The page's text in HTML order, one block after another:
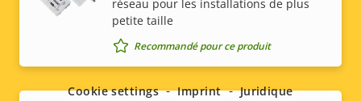
*Certaines caractéristiques techniques peuvent varier en
fonction de l'option matérielle choisie.
réseau pour les installations de plus
petite taille
Recommandé pour ce produit
Social
menu
Cookie settings Imprint
Juridique